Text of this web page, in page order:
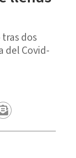
dos
del Covid-